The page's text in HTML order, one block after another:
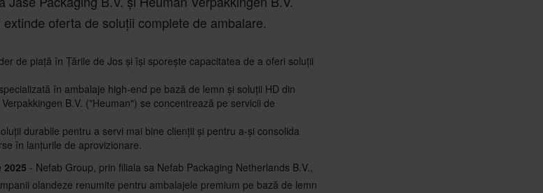
oferta de soluții complete de ambalare.
de piață în Țările de Jos și își sporește capacitatea de a oferi soluții
în ambalaje high-end pe bază de lemn și soluții HD din
B.V. ("Heuman") se concentrează pe servicii de
durabile pentru a servi mai bine clienții și pentru a-și consolida
în lanțurile de aprovizionare.
- Nefab Group, prin filiala sa Nefab Packaging Netherlands B.V.,
olandeze renumite pentru ambalajele premium pe bază de lemn